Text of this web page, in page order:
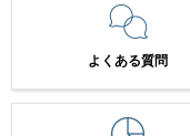
よくある質問